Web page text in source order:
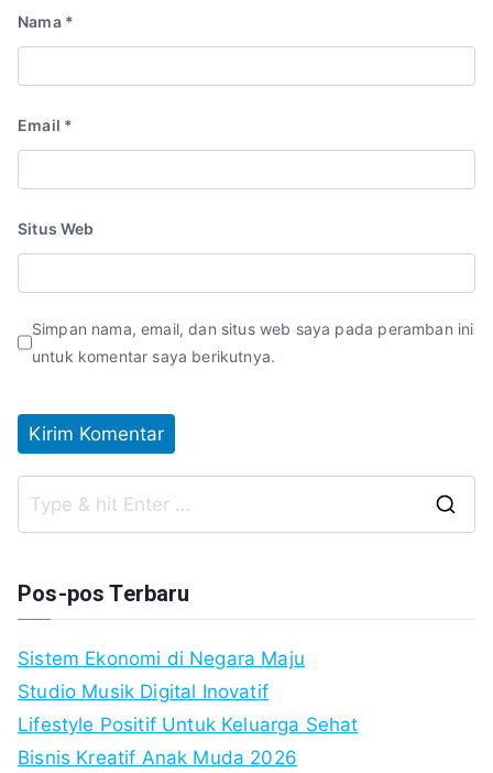
Nama *
Email *
Situs Web
Simpan nama, email, dan situs web saya pada peramban ini
untuk komentar saya berikutnya.
Pos-pos Terbaru
Sistem Ekonomi di Negara Maju
Studio Musik Digital Inovatif
Lifestyle Positif Untuk Keluarga Sehat
Bisnis Kreatif Anak Muda 2026